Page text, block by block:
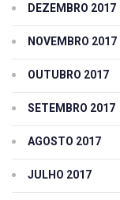
DEZEMBRO 2017
NOVEMBRO 2017
OUTUBRO 2017
SETEMBRO 2017
AGOSTO 2017
JULHO 2017